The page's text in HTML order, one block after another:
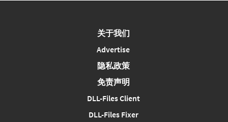
关于我们
Advertise
隐私政策
免责声明
DLL-Files Client
DLL-Files Fixer